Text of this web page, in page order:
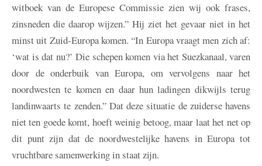
witboek van de Europese Commissie zien wij ook frases,
zinsneden die daarop wijzen.” Hij ziet het gevaar niet in het
minst uit Zuid-Europa komen. “In Europa vraagt men zich af:
‘wat is dat nu?’ Die schepen komen via het Suezkanaal, varen
door de onderbuik van Europa, om vervolgens naar het
noordwesten te komen en daar hun ladingen dikwijls terug
landinwaarts te zenden.” Dat deze situatie de zuiderse havens
niet ten goede komt, hoeft weinig betoog, maar laat het net op
dit punt zijn dat de noordwestelijke havens in Europa tot
vruchtbare samenwerking in staat zijn.